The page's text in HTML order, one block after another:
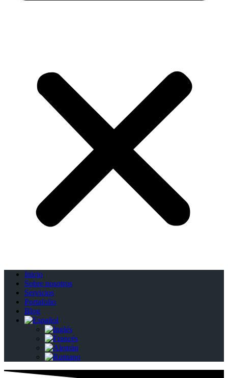
Inicio
Sobre nosotros
Servicios
Portafolio
Blog